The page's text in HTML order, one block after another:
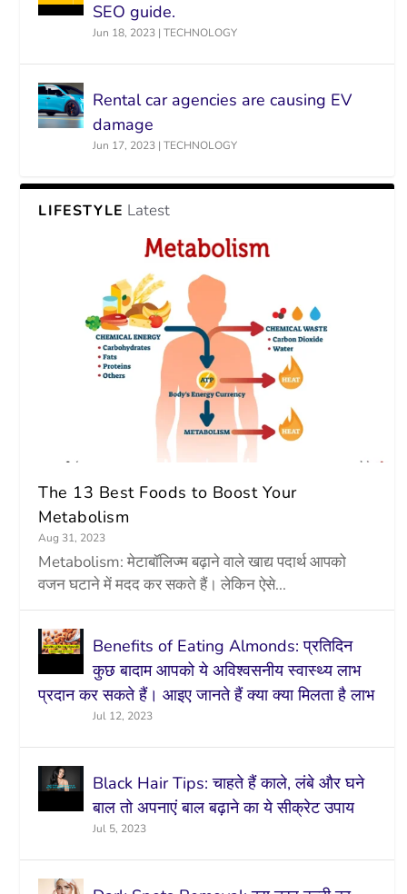
SEO guide.
Jun 18, 2023 |TECHNOLOGY
Rental car agencies are causing EV
damage
Jun 17, 2023 |TECHNOLOGY
LIFESTYLE Latest
The 13 Best Foods to Boost Your
Metabolism
Aug 31, 2023
Metabolism: मेटाबॉलिज्म बढ़ाने वाले खाद्य पदार्थ आपको
वजन घटाने में मदद कर सकते हैं। लेकिन ऐसे...
Benefits of Eating Almonds: प्रतिदिन
कुछ बादाम आपको ये अविश्वसनीय स्वास्थ्य लाभ
प्रदान कर सकते हैं। आइए जानते हैं क्या क्या मिलता है लाभ
Jul 12, 2023
Black Hair Tips: चाहते हैं काले, लंबे और घने
बाल तो अपनाएं बाल बढ़ाने का ये सीक्रेट उपाय
Jul 5, 2023